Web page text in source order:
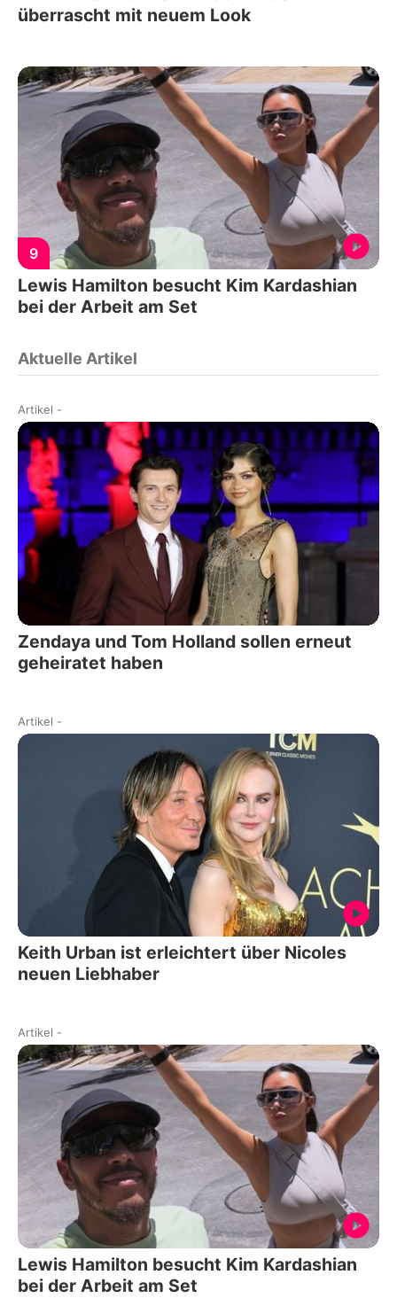
überrascht mit neuem Look
9
Lewis Hamilton besucht Kim Kardashian
bei der Arbeit am Set
Aktuelle Artikel
Artikel -
Zendaya und Tom Holland sollen erneut
geheiratet haben
Artikel -
Keith Urban ist erleichtert über Nicoles
neuen Liebhaber
Artikel -
Lewis Hamilton besucht Kim Kardashian
bei der Arbeit am Set